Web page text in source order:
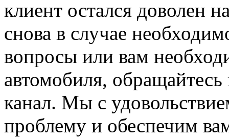
клиент остался доволен
снова в случае
вопросы или вам
автомобиля,
канал. Мы с
проблему и обеспечим